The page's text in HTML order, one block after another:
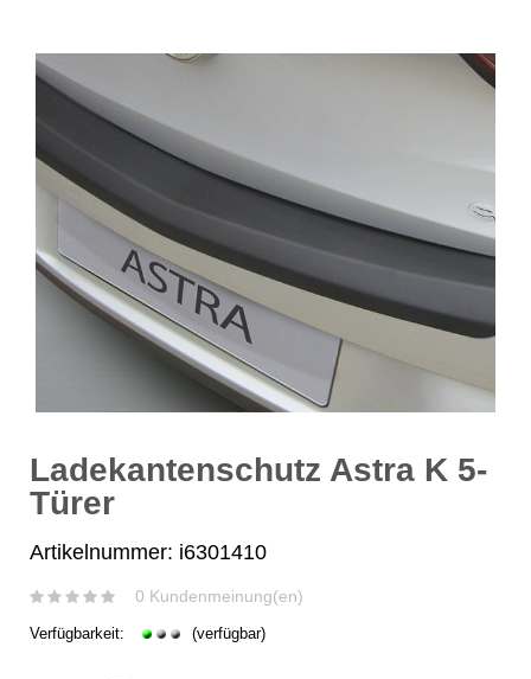
Ladekantenschutz Astra K 5-
Türer
Artikelnummer: i6301410
0 Kundenmeinung(en)
Verfügbarkeit: (verfügbar)